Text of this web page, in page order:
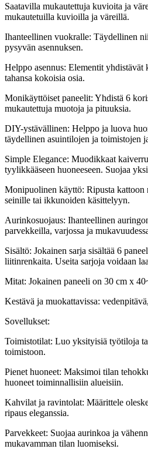
Saatavilla mukautettuja kuvioita ja
mukautetuilla kuvioilla ja väreillä.
Ihanteellinen vuokralle: Täydellinen
pysyvän asennuksen.
Helppo asennus: Elementit
tahansa kokoisia osia.
Monikäyttöiset paneelit: Yhdistä 6
mukautettuja muotoja ja pituuksia.
DIY-ystävällinen: Helppo ja luova
täydellinen asuintilojen ja toimistojen
Simple Elegance: Muodikkaat
tyylikkääseen huoneeseen. Suojaa
Monipuolinen käyttö: Ripusta kattoon
seinille tai ikkunoiden käsittelyyn.
Aurinkosuojaus: Ihanteellinen
parvekkeilla, varjossa ja
Sisältö: Jokainen sarja sisältää 6
liitinrenkaita. Useita sarjoja voidaan
Mitat: Jokainen paneeli on 30 cm x
Kestävä ja muokattavissa:
Sovellukset:
Toimistotilat: Luo yksityisiä työtiloja
toimistoon.
Pienet huoneet: Maksimoi tilan
huoneet toiminnallisiin alueisiin.
Kahvilat ja ravintolat: Määrittele
ripaus eleganssia.
Parvekkeet: Suojaa aurinkoa ja
mukavamman tilan luomiseksi.